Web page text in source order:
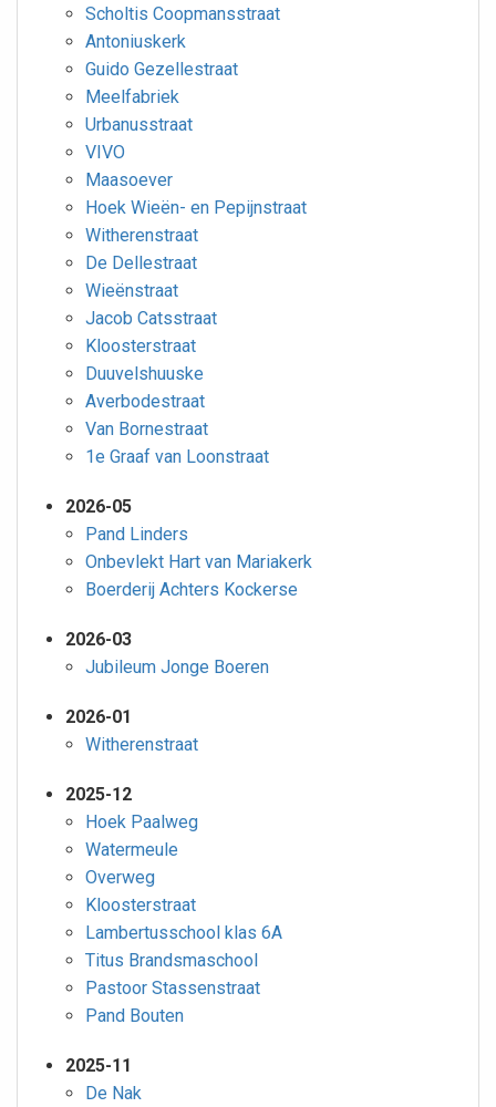
Scholtis Coopmansstraat
Antoniuskerk
Guido Gezellestraat
Meelfabriek
Urbanusstraat
VIVO
Maasoever
Hoek Wieën- en Pepijnstraat
Witherenstraat
De Dellestraat
Wieënstraat
Jacob Catsstraat
Kloosterstraat
Duuvelshuuske
Averbodestraat
Van Bornestraat
1e Graaf van Loonstraat
2026-05
Pand Linders
Onbevlekt Hart van Mariakerk
Boerderij Achters Kockerse
2026-03
Jubileum Jonge Boeren
2026-01
Witherenstraat
2025-12
Hoek Paalweg
Watermeule
Overweg
Kloosterstraat
Lambertusschool klas 6A
Titus Brandsmaschool
Pastoor Stassenstraat
Pand Bouten
2025-11
De Nak